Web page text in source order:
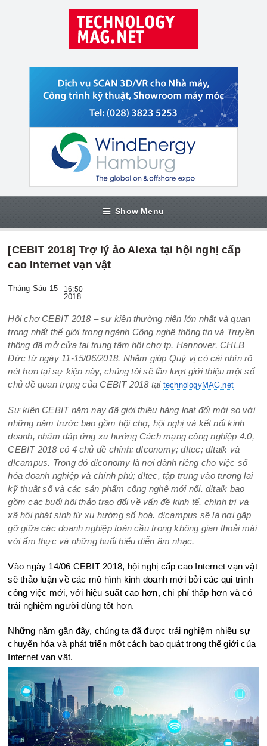
Show Menu
[CEBIT 2018] Trợ lý ảo Alexa tại hội nghị cấp
cao Internet vạn vật
Tháng Sáu 15 16:50
2018
Hội chợ CEBIT 2018 – sự kiện thường niên lớn nhất và quan
trọng nhất thế giới trong ngành Công nghệ thông tin và Truyền
thông đã mở cửa tại trung tâm hội chợ tp. Hannover, CHLB
Đức từ ngày 11-15/06/2018. Nhằm giúp Quý vị có cái nhìn rõ
nét hơn tại sự kiện này, chúng tôi sẽ lần lượt giới thiệu một số
chủ đề quan trọng của CEBIT 2018 tại technologyMAG.net
Sự kiện CEBIT năm nay đã giới thiệu hàng loạt đổi mới so với
những năm trước bao gồm hội chợ, hội nghị và kết nối kinh
doanh, nhăm đáp ứng xu hướng Cách mạng công nghiệp 4.0,
CEBIT 2018 có 4 chủ đề chính: d!conomy; d!tec; d!talk và
d!campus. Trong đó d!conomy là nơi dành riêng cho việc số
hóa doanh nghiệp và chính phủ; d!tec, tập trung vào tương lai
kỹ thuật số và các sản phẩm công nghệ mới nổi. d!talk bao
gồm các buổi hội thảo trao đổi về vấn đề kinh tế, chính trị và
xã hội phát sinh từ xu hướng số hoá. d!campus sẽ là nơi gặp
gỡ giữa các doanh nghiệp toàn cầu trong không gian thoải mái
với ẩm thực và những buổi biểu diễn âm nhạc.
Vào ngày 14/06 CEBIT 2018, hội nghị cấp cao Internet vạn vật
sẽ thảo luận về các mô hình kinh doanh mới bởi các qui trình
công việc mới, với hiệu suất cao hơn, chi phí thấp hơn và có
trải nghiệm người dùng tốt hơn.
Những năm gần đây, chúng ta đã được trải nghiệm nhiều sự
chuyển hóa và phát triển một cách bao quát trong thế giới của
Internet vạn vật.